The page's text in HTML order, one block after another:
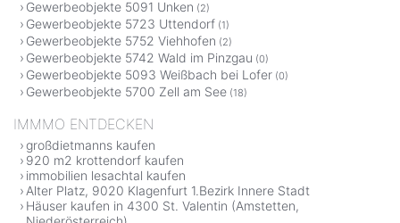
Gewerbeobjekte 5091 Unken (2)
Gewerbeobjekte 5723 Uttendorf (1)
Gewerbeobjekte 5752 Viehhofen (2)
Gewerbeobjekte 5742 Wald im Pinzgau (0)
Gewerbeobjekte 5093 Weißbach bei Lofer (0)
Gewerbeobjekte 5700 Zell am See (18)
IMMMO ENTDECKEN
großdietmanns kaufen
920 m2 krottendorf kaufen
immobilien lesachtal kaufen
Alter Platz, 9020 Klagenfurt 1.Bezirk Innere Stadt
Häuser kaufen in 4300 St. Valentin (Amstetten,